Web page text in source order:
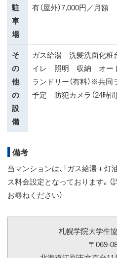
駐
車
場
有（屋外）7,000円／月額
そ
の
他
の
設
備
ガス給湯 洗髪洗面化
イレ 照明 収納 オー
ランドリー（有料）※共
予定 防犯カメラ（24時
備考
当マンションは、「ガス給湯＋
ス料金設定となっております。
お尋ねください）
札幌学院大学生
〒069-